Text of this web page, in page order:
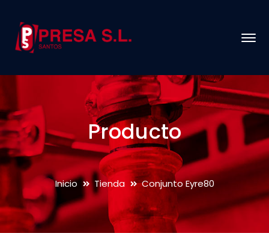
Producto
Inicio Tienda Conjunto Eyre80